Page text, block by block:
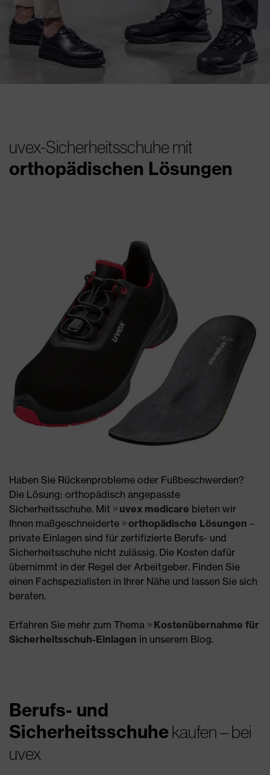
uvex-Sicherheitsschuhe mit
orthopädischen Lösungen
Haben Sie Rückenprobleme oder Fußbeschwerden?
Die Lösung: orthopädisch angepasste
Sicherheitsschuhe. Mit
uvex medicare bieten wir
Ihnen maßgeschneiderte
orthopädische Lösungen –
private Einlagen sind für zertifizierte Berufs- und
Sicherheitsschuhe nicht zulässig. Die Kosten dafür
übernimmt in der Regel der Arbeitgeber. Finden Sie
einen Fachspezialisten in Ihrer Nähe und lassen Sie sich
beraten.
Erfahren Sie mehr zum Thema
Kostenübernahme für
Sicherheitsschuh-Einlagen in unserem Blog.
Berufs- und
Sicherheitsschuhekaufen – bei
uvex